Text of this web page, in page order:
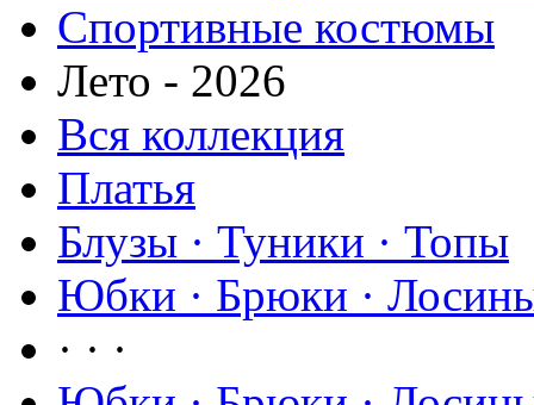
Спортивные костюмы
Лето - 2026
Вся коллекция
Платья
Блузы · Туники · Топы
Юбки · Брюки ·
· · ·